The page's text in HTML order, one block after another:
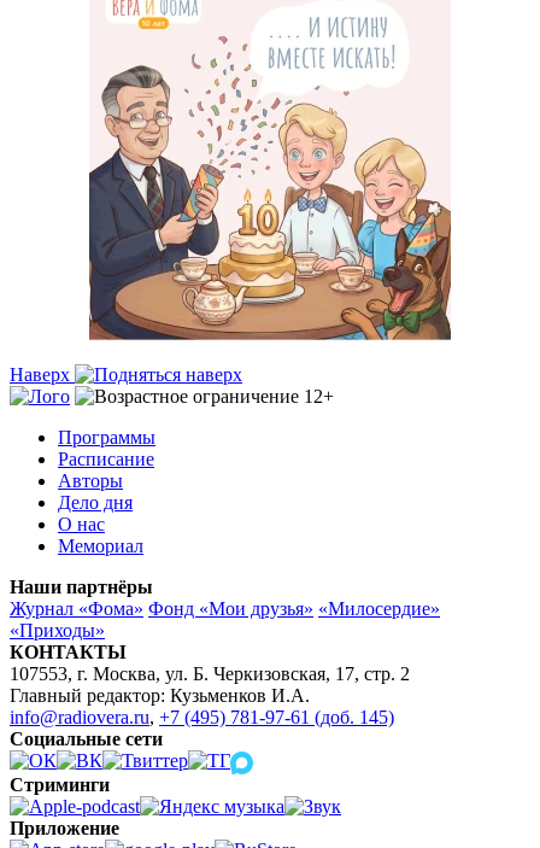
Наверх
Программы
Расписание
Авторы
Дело дня
О нас
Мемориал
Наши партнёры
Журнал «Фома» Фонд «Мои друзья» «Милосердие»
«Приходы»
КОНТАКТЫ
107553, г. Москва, ул. Б. Черкизовская, 17, стр. 2
Главный редактор: Кузьменков И.А.
info@radiovera.ru, +7 (495) 781-97-61 (доб. 145)
Социальные сети
Стриминги
Приложение